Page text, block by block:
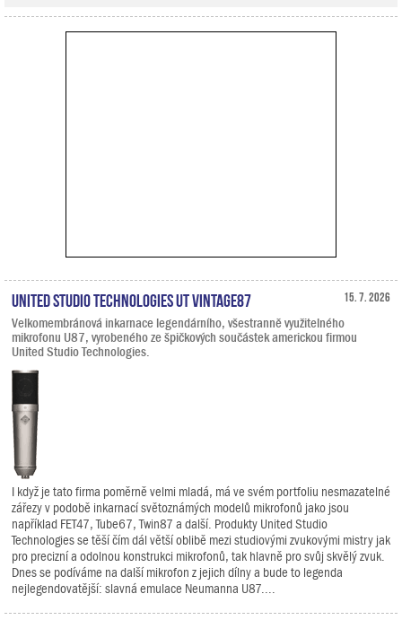
15. 7. 2026
United Studio Technologies UT Vintage87
Velkomembránová inkarnace legendárního, všestranně využitelného
mikrofonu U87, vyrobeného ze špičkových součástek americkou firmou
United Studio Technologies.
I když je tato firma poměrně velmi mladá, má ve svém portfoliu nesmazatelné
zářezy v podobě inkarnací světoznámých modelů mikrofonů jako jsou
například FET47, Tube67, Twin87 a další. Produkty United Studio
Technologies se těší čím dál větší oblibě mezi studiovými zvukovými mistry jak
pro precizní a odolnou konstrukci mikrofonů, tak hlavně pro svůj skvělý zvuk.
Dnes se podíváme na další mikrofon z jejich dílny a bude to legenda
nejlegendovatější: slavná emulace Neumanna U87....